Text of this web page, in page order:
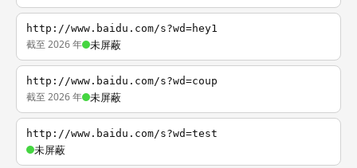
http://www.baidu.com/s?wd=hey1
截至 2026 年 未屏蔽
http://www.baidu.com/s?wd=coup
截至 2026 年 未屏蔽
http://www.baidu.com/s?wd=test
未屏蔽